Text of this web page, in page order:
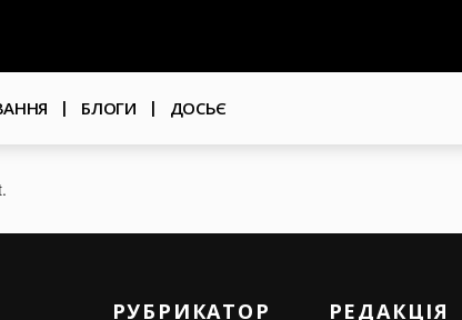
БЛОГИ ДОСЬЄ
РУБРИКАТОР РЕДАКЦІЯ